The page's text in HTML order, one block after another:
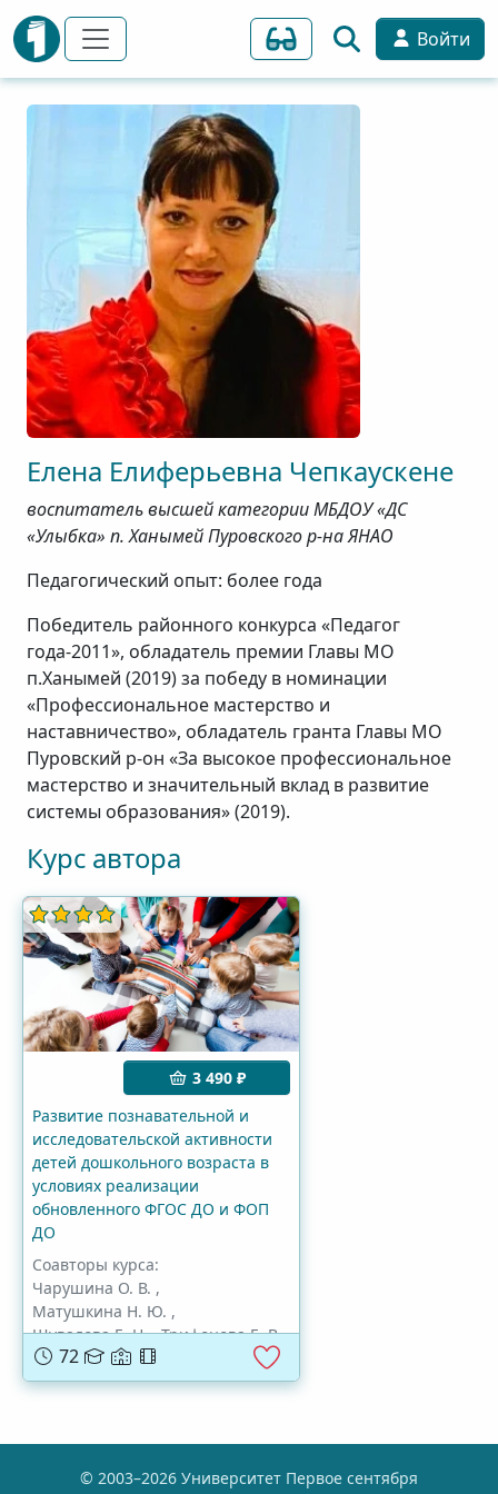
Войти
Елена Елиферьевна Чепкаускене
воспитатель высшей категории МБДОУ «ДС
«Улыбка» п. Ханымей Пуровского р-на ЯНАО
Педагогический опыт: более года
Победитель районного конкурса «Педагог
года-2011», обладатель премии Главы МО
п.Ханымей (2019) за победу в номинации
«Профессиональное мастерство и
наставничество», обладатель гранта Главы МО
Пуровский р-он «За высокое профессиональное
мастерство и значительный вклад в развитие
системы образования» (2019).
Курс автора
3 490 ₽
Развитие познавательной и
исследовательской активности
детей дошкольного возраста в
условиях реализации
обновленного ФГОС ДО и ФОП
ДО
Соавторы курса:
Чарушина О. В. ,
Матушкина Н. Ю. ,
Шувалова Е. Н.,Трифонова Е. В.,
Кишиневская М. А.
72
© 2003–2026 Университет Первое сентября